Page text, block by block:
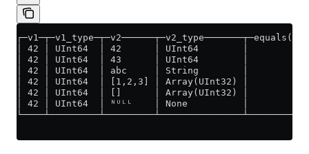
│ 42 │ UInt64  │ 42      │ UInt64        │
│ 42 │ UInt64  │ 43      │ UInt64        │
│ 42 │ UInt64  │ abc     │ String        │
│ 42 │ UInt64  │ [1,2,3] │ Array(UInt32) │
│ 42 │ UInt64  │ []      │ Array(UInt32) │
│ 42 │ UInt64  │ ᴺᵁᴸᴸ    │ None          │